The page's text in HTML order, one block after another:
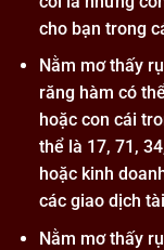
cho bạn trong
Nằm mơ thấy
răng hàm có
hoặc con cái
thể là 17, 71,
hoặc kinh
các giao dịch
Nằm mơ thấy